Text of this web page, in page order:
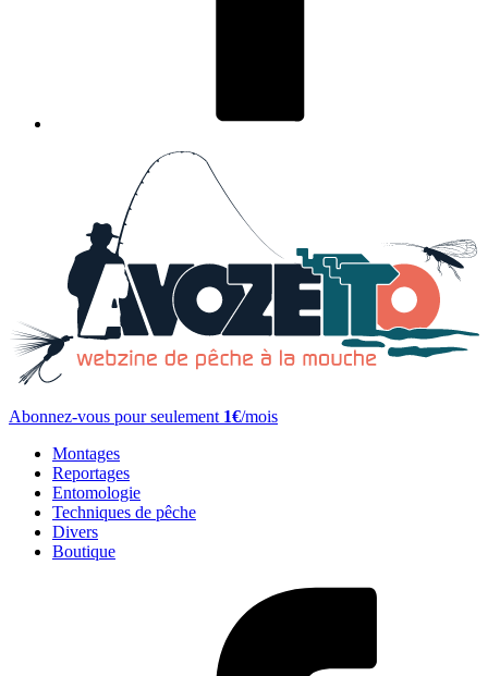
Abonnez-vous pour seulement 1€/mois
Montages
Reportages
Entomologie
Techniques de pêche
Divers
Boutique